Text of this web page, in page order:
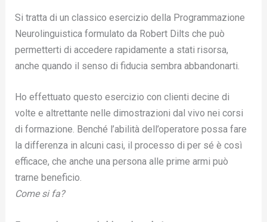
Si tratta di un classico esercizio della Programmazione
Neurolinguistica formulato da Robert Dilts che può
permetterti di accedere rapidamente a stati risorsa,
anche quando il senso di fiducia sembra abbandonarti.
Ho effettuato questo esercizio con clienti decine di
volte e altrettante nelle dimostrazioni dal vivo nei corsi
di formazione. Benché l’abilità dell’operatore possa fare
la differenza in alcuni casi, il processo di per sé è così
efficace, che anche una persona alle prime armi può
trarne beneficio.
Come si fa?